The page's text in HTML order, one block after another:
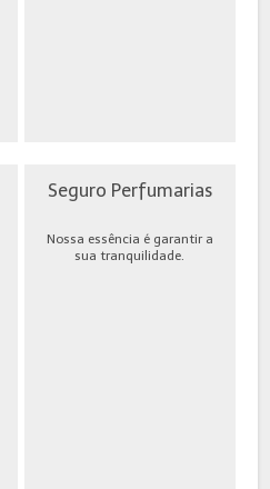
Seguro Perfumarias
Nossa essência é garantir a
sua tranquilidade.